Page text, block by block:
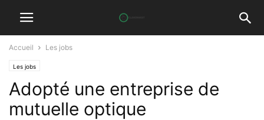
Accueil Les jobs
Les jobs
Adopté une entreprise de
mutuelle optique